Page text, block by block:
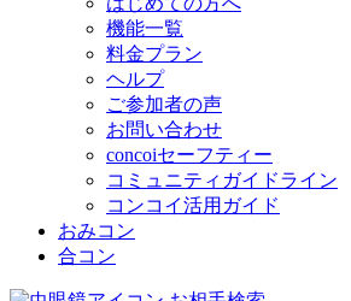
機能一覧
料金プラン
ヘルプ
ご参加者の声
お問い合わせ
concoiセーフティー
コミュニティガイドライン
コンコイ活用ガイド
おみコン
合コン